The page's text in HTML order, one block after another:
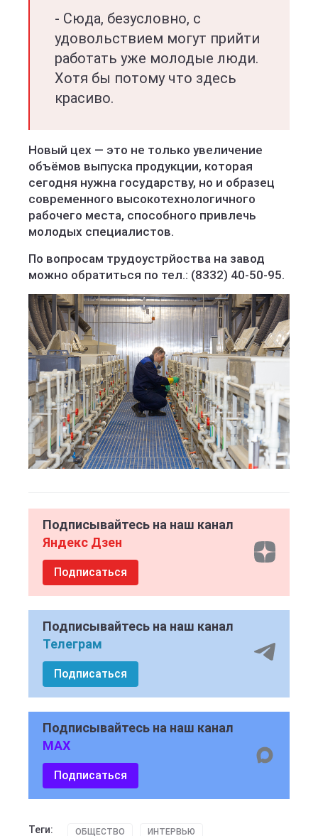
- Сюда, безусловно, с
удовольствием могут прийти
работать уже молодые люди.
Хотя бы потому что здесь
красиво.
Новый цех — это не только увеличение
объёмов выпуска продукции, которая
сегодня нужна государству, но и образец
современного высокотехнологичного
рабочего места, способного привлечь
молодых специалистов.
По вопросам трудоустрйоства на завод
можно обратиться по тел.: (8332) 40-50-95.
Подписывайтесь на наш канал
Яндекс Дзен
Подписаться
Подписывайтесь на наш канал
Телеграм
Подписаться
Подписывайтесь на наш канал
MAX
Подписаться
Теги: ОБЩЕСТВО ИНТЕРВЬЮ